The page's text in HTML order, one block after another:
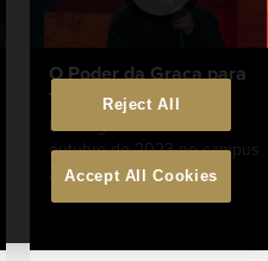
O Poder da Graça para
Transformar
Mensagem do dia 15 de
outubro de 2023 no campus
Zona Sul.
Reject All
Accept All Cookies